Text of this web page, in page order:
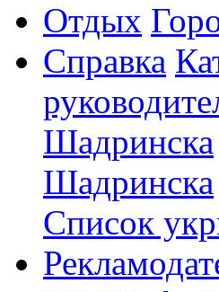
Отдых
Справка
Шадринска
Шадринска
Список